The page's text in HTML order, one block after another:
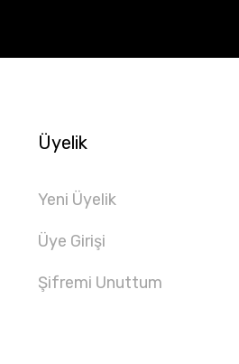
Üyelik
Yeni Üyelik
Üye Girişi
Şifremi Unuttum